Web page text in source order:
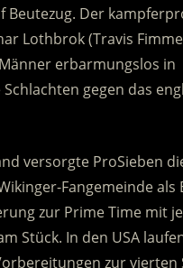
Beutezug. Der
Lothbrok (Travis
erbarmungslos in
gegen das
versorgte ProSieben
Fangemeinde als
zur Prime Time mit
Stück. In den USA
zur vierten